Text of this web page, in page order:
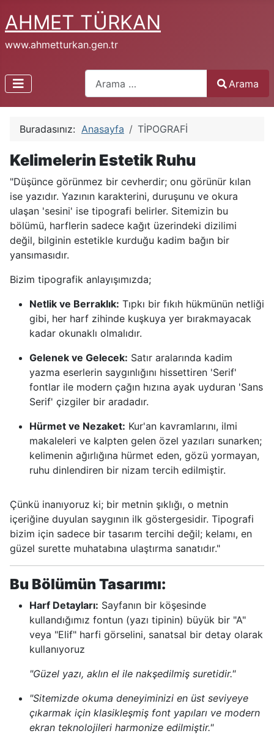
AHMET TÜRKAN
www.ahmetturkan.gen.tr
Type 2 or more characters for results.
Arama
Buradasınız: Anasayfa TİPOGRAFİ
Kelimelerin Estetik Ruhu
"Düşünce görünmez bir cevherdir; onu görünür kılan
ise yazıdır. Yazının karakterini, duruşunu ve okura
ulaşan 'sesini' ise tipografi belirler. Sitemizin bu
bölümü, harflerin sadece kağıt üzerindeki dizilimi
değil, bilginin estetikle kurduğu kadim bağın bir
yansımasıdır.
Bizim tipografik anlayışımızda;
Netlik ve Berraklık: Tıpkı bir fıkıh hükmünün netliği
gibi, her harf zihinde kuşkuya yer bırakmayacak
kadar okunaklı olmalıdır.
Gelenek ve Gelecek: Satır aralarında kadim
yazma eserlerin saygınlığını hissettiren 'Serif'
fontlar ile modern çağın hızına ayak uyduran 'Sans
Serif' çizgiler bir aradadır.
Hürmet ve Nezaket: Kur'an kavramlarını, ilmi
makaleleri ve kalpten gelen özel yazıları sunarken;
kelimenin ağırlığına hürmet eden, gözü yormayan,
ruhu dinlendiren bir nizam tercih edilmiştir.
Çünkü inanıyoruz ki; bir metnin şıklığı, o metnin
içeriğine duyulan saygının ilk göstergesidir. Tipografi
bizim için sadece bir tasarım tercihi değil; kelamı, en
güzel surette muhatabına ulaştırma sanatıdır."
Bu Bölümün Tasarımı:
Harf Detayları: Sayfanın bir köşesinde
kullandığımız fontun (yazı tipinin) büyük bir "A"
veya "Elif" harfi görselini, sanatsal bir detay olarak
kullanıyoruz
"Güzel yazı, aklın el ile nakşedilmiş suretidir."
"Sitemizde okuma deneyiminizi en üst seviyeye
çıkarmak için klasikleşmiş font yapıları ve modern
ekran teknolojileri harmonize edilmiştir."